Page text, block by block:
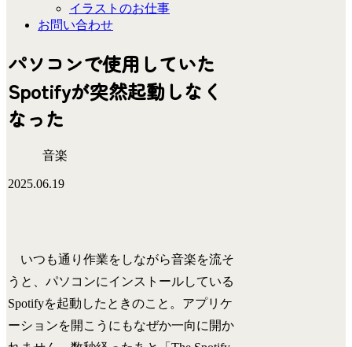
イラストのお仕事
お問い合わせ
パソコンで使用していた
Spotifyが突然起動しなく
なった
音楽
2025.06.19
いつも通り作業をしながら音楽を流そ
うと、パソコンにインストールしている
Spotifyを起動したときのこと。アプリケ
ーションを開こうにもなぜか一向に開か